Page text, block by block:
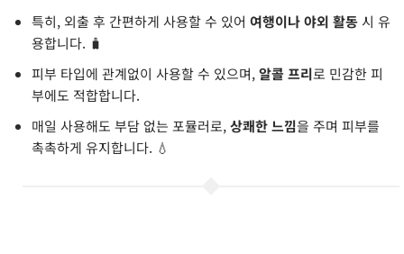
특히, 외출 후 간편하게 사용할 수 있어 여행이나 야외 활동 시 유
용합니다. 🧳
피부 타입에 관계없이 사용할 수 있으며,알콜 프리로 민감한 피
부에도 적합합니다.
매일 사용해도 부담 없는 포뮬러로,상쾌한 느낌을 주며 피부를
촉촉하게 유지합니다. 💧